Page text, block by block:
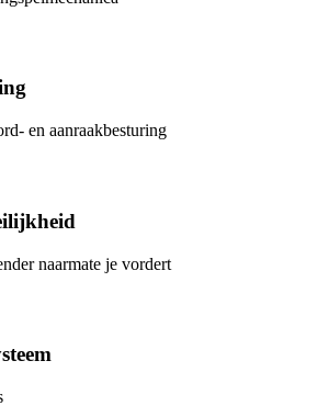
en aanraakbesturing
naarmate je vordert